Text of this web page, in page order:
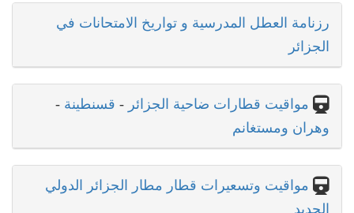
رزنامة العطل المدرسية و تواريخ الامتحانات في
الجزائر
مواقيت قطارات ضاحية الجزائر - قسنطينة -
وهران ومستغانم
مواقيت وتسعيرات قطار مطار الجزائر الدولي
الجديد